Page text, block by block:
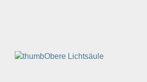
Obere Lichtsäule